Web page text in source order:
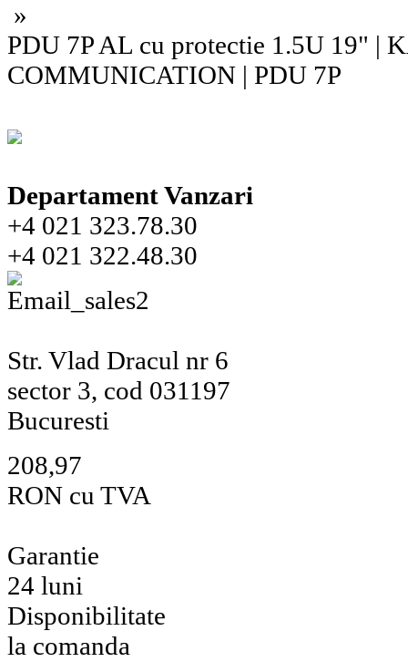
»
PDU 7P AL cu protectie 1.5U 19" |
COMMUNICATION | PDU 7P
Departament Vanzari
+4 021 323.78.30
+4 021 322.48.30
Str. Vlad Dracul nr 6
sector 3, cod 031197
Bucuresti
208,97
RON cu TVA
Garantie
24 luni
Disponibilitate
la comanda